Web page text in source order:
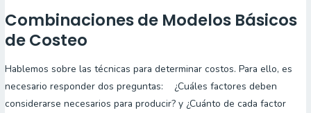
Combinaciones de Modelos Básicos
de Costeo
Hablemos sobre las técnicas para determinar costos. Para ello, es
necesario responder dos preguntas: ¿Cuáles factores deben
considerarse necesarios para producir? y ¿Cuánto de cada factor
Combinaciones
de
Básicos
de
Costeo